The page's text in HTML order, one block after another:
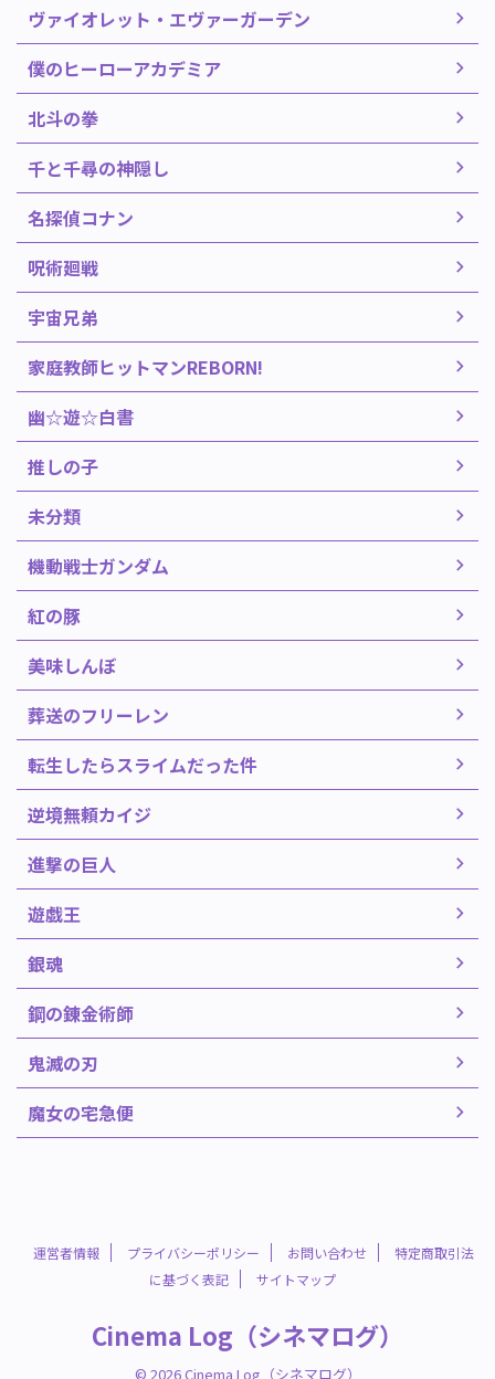
ヴァイオレット・エヴァーガーデン
僕のヒーローアカデミア
北斗の拳
千と千尋の神隠し
名探偵コナン
呪術廻戦
宇宙兄弟
家庭教師ヒットマンREBORN!
幽☆遊☆白書
推しの子
未分類
機動戦士ガンダム
紅の豚
美味しんぼ
葬送のフリーレン
転生したらスライムだった件
逆境無頼カイジ
進撃の巨人
遊戯王
銀魂
鋼の錬金術師
鬼滅の刃
魔女の宅急便
運営者情報 プライバシーポリシー お問い合わせ
特定商取引法
に基づく表記
サイトマップ
Cinema Log（シネマログ）
© 2026 Cinema Log（シネマログ）